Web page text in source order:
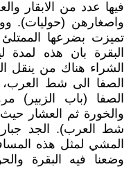
فيها عدد من الابقار
واصغارهن (حوليات).
تميزت بضرعها
البقرة بان هذه لمدة
الشراء هناك من ينقل
الصفا الى شط
الصفا (باب الزبير)
والخورة ثم العشار
شط العرب). الجد جبار
المشي لمثل هذه
وضعنا فيه البقرة